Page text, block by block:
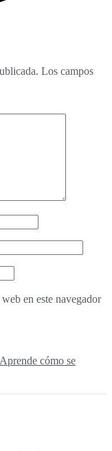
Los campos
en este navegador
Aprende cómo se